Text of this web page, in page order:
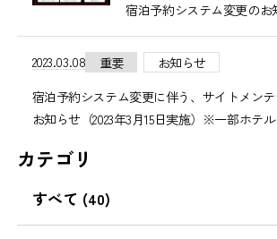
宿泊予約システム変更のお
2023.03.08 重要
お知らせ
宿泊予約システム変更に伴う、サイトメン
お知らせ（2023年3月15日実施）※一部ホテ
カテゴリ
すべて (40)